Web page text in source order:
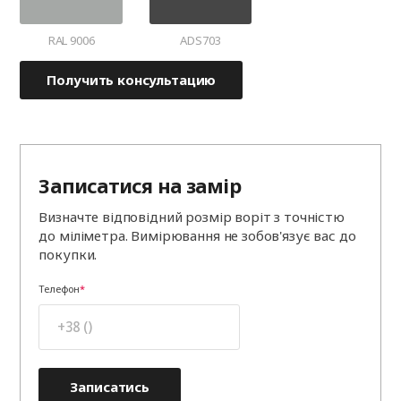
RAL 9006 ADS703
Получить консультацию
Записатися на замір
Визначте відповідний розмір воріт з точністю
до міліметра. Вимірювання не зобов'язує вас до
покупки.
Телефон
Записатись